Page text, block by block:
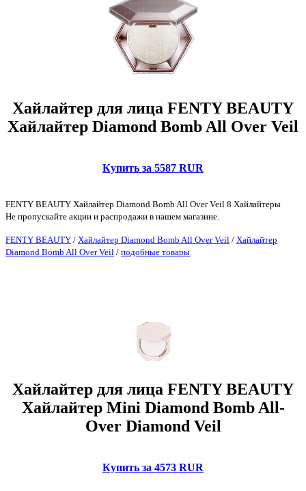
Хайлайтер для лица FENTY BEAUTY
Хайлайтер Diamond Bomb All Over Veil
Купить за 5587 RUR
FENTY BEAUTY Хайлайтер Diamond Bomb All Over Veil 8 Хайлайтеры
Не пропускайте акции и распродажи в нашем магазине.
FENTY BEAUTY / Хайлайтер Diamond Bomb All Over Veil / Хайлайтер
Diamond Bomb All Over Veil / подобные товары
Хайлайтер для лица FENTY BEAUTY
Хайлайтер Mini Diamond Bomb All-
Over Diamond Veil
Купить за 4573 RUR